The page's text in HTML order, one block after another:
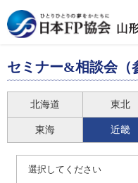
セミナー&相談会（
北海道 東北
東海 近畿
選択してください